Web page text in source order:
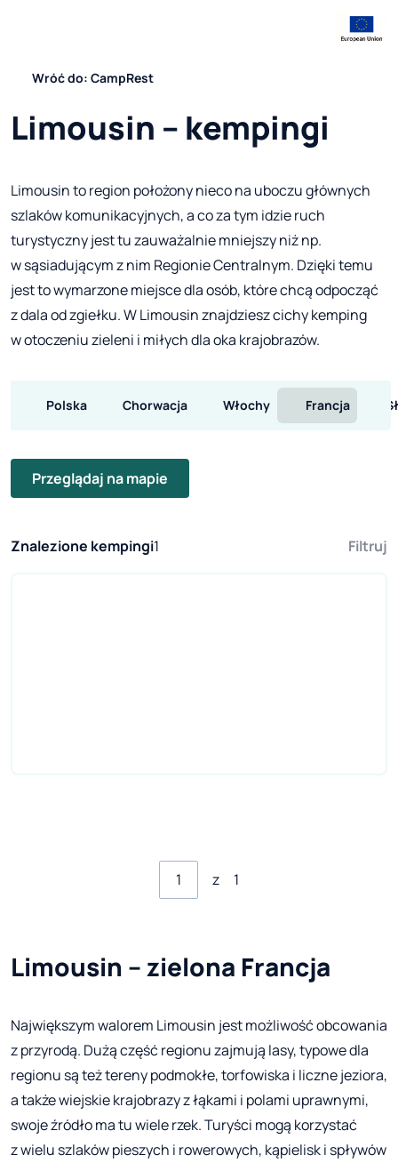
Wróć do: CampRest
Limousin – kempingi
Limousin to region położony nieco na uboczu głównych
szlaków komunikacyjnych, a co za tym idzie ruch
turystyczny jest tu zauważalnie mniejszy niż np.
w sąsiadującym z nim Regionie Centralnym. Dzięki temu
jest to wymarzone miejsce dla osób, które chcą odpocząć
z dala od zgiełku. W Limousin znajdziesz cichy kemping
w otoczeniu zieleni i miłych dla oka krajobrazów.
Polska Chorwacja Włochy Francja
Przeglądaj na mapie
Znalezione kempingi1 Filtruj
z 1
Limousin – zielona Francja
Największym walorem Limousin jest możliwość obcowania
z przyrodą. Dużą część regionu zajmują lasy, typowe dla
regionu są też tereny podmokłe, torfowiska i liczne jeziora,
a także wiejskie krajobrazy z łąkami i polami uprawnymi,
swoje źródło ma tu wiele rzek. Turyści mogą korzystać
z wielu szlaków pieszych i rowerowych, kąpielisk i spływów